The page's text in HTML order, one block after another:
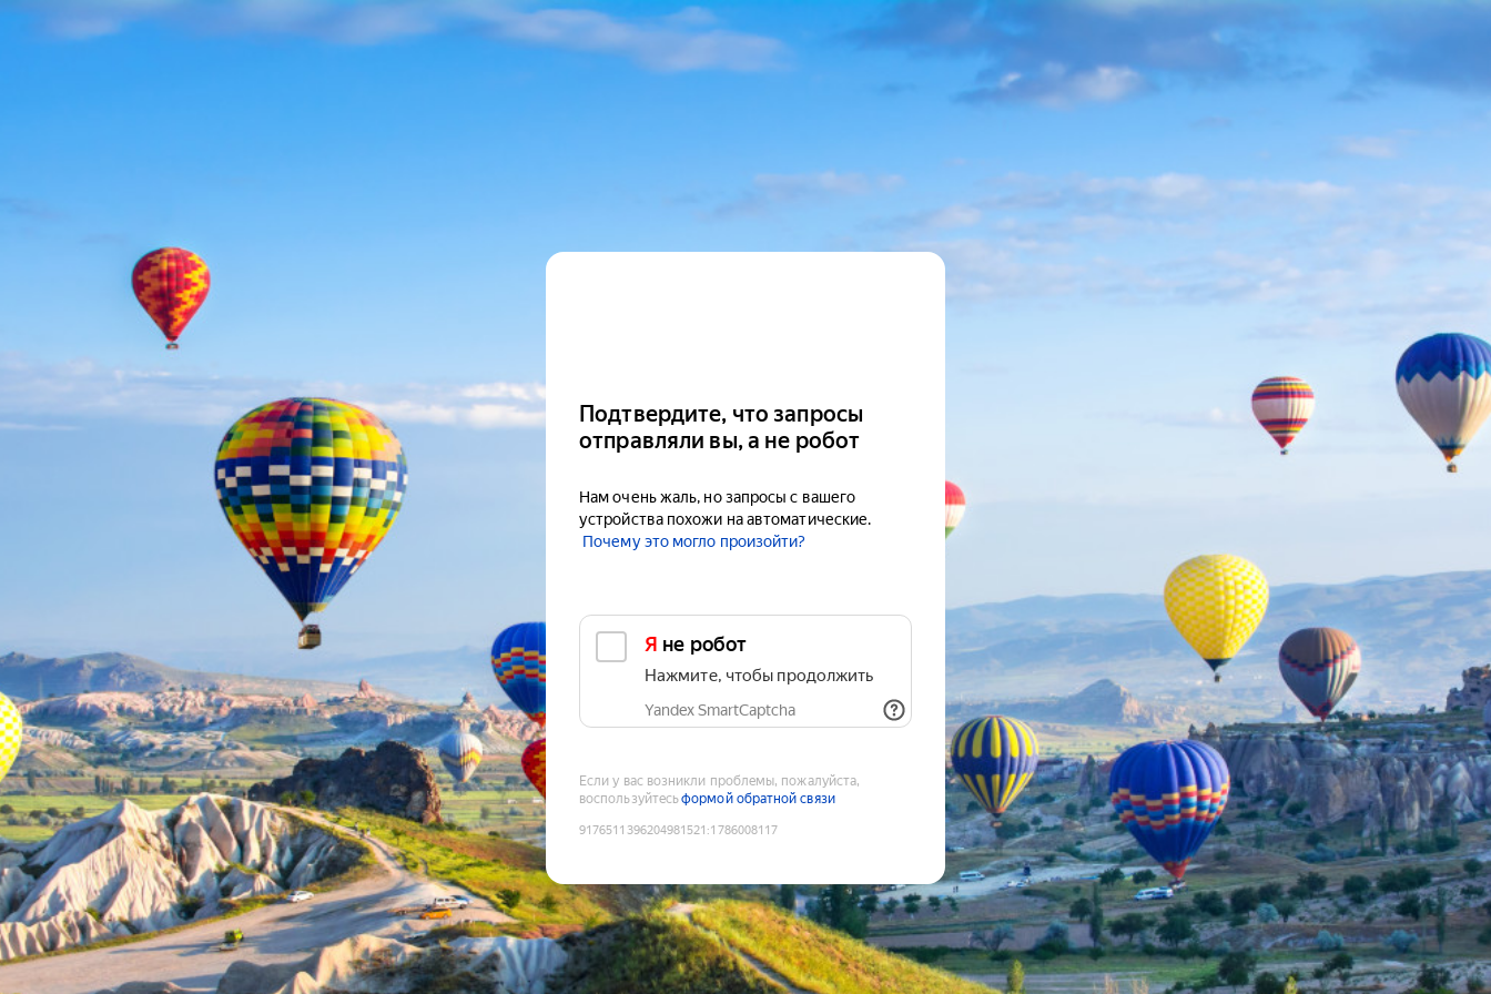
Подтвердите, что запросы
отправляли вы, а не робот
Нам очень жаль, но запросы с вашего
устройства похожи на автоматические.
Почему это могло произойти?
Я не робот
Нажмите, чтобы продолжить
Yandex SmartCaptcha
Если у вас возникли проблемы, пожалуйста,
воспользуйтесьформой обратной связи
9176511396204981521 :1786008117